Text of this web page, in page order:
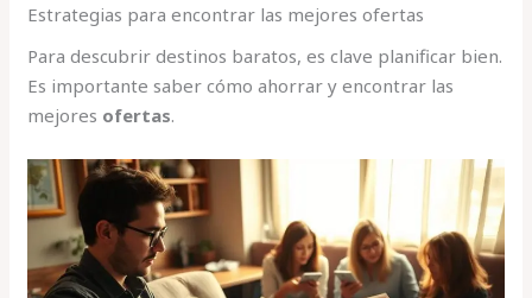
Estrategias para encontrar las mejores ofertas
Para descubrir destinos baratos, es clave planificar bien.
Es importante saber cómo ahorrar y encontrar las
mejores ofertas.